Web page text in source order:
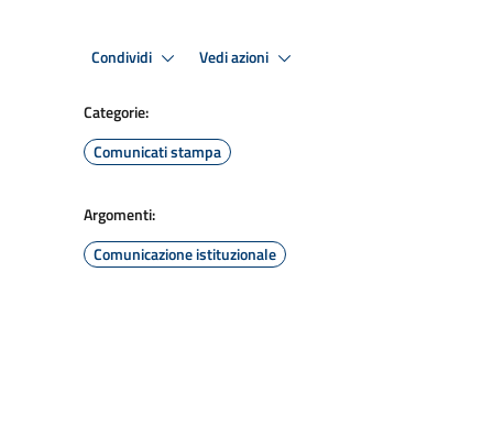
Condividi Vedi azioni
Categorie:
Comunicati stampa
Argomenti:
Comunicazione istituzionale